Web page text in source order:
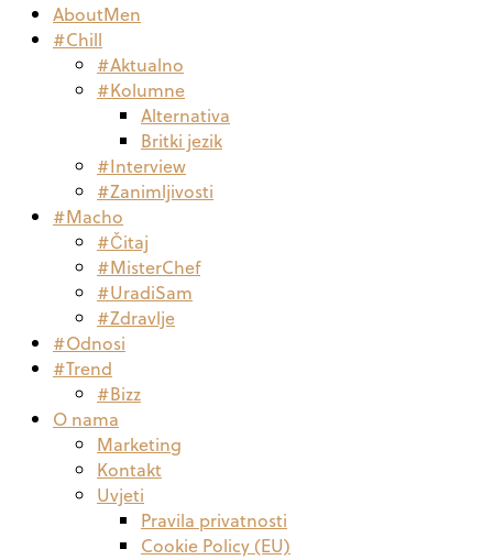
AboutMen
#Chill
#Aktualno
#Kolumne
Alternativa
Britki jezik
#Interview
#Zanimljivosti
#Macho
#Čitaj
#MisterChef
#UradiSam
#Zdravlje
#Odnosi
#Trend
#Bizz
O nama
Marketing
Kontakt
Uvjeti
Pravila privatnosti
Cookie Policy (EU)